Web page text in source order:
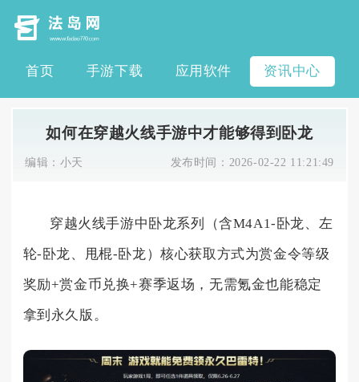
首页 手游下载 应用软件 资讯中心
如何在穿越火线手游中才能够得到卧龙
编辑： 小天 发布时间： 2026-02-22 11:21:49
穿越火线手游中卧龙系列（含M4A1-卧龙、左
轮-卧龙、甩棍-卧龙）核心获取方式为赏金令等级
奖励+赏金币兑换+赛季返场，无需氪金也能稳定
拿到永久版。